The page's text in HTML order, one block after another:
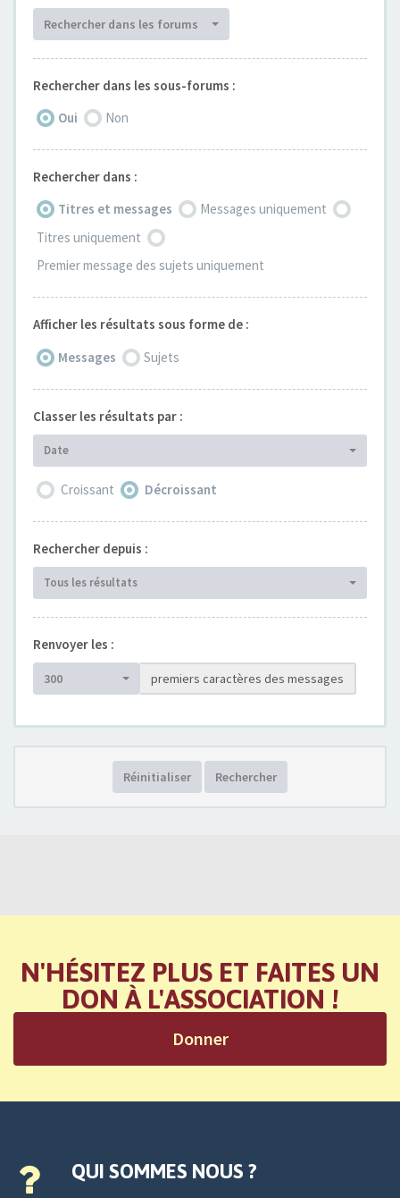
Rechercher dans les forums
Rechercher dans les sous-forums :
Oui
Non
Rechercher dans :
Titres et messages
Messages uniquement
Titres uniquement
Premier message des sujets uniquement
Afficher les résultats sous forme de :
Messages
Sujets
Classer les résultats par :
Date
Croissant Décroissant
Rechercher depuis :
Tous les résultats
Renvoyer les :
300 premiers caractères des messages
Réinitialiser Rechercher
N'HÉSITEZ PLUS ET FAITES UN
DON À L'ASSOCIATION !
Donner
QUI SOMMES NOUS ?